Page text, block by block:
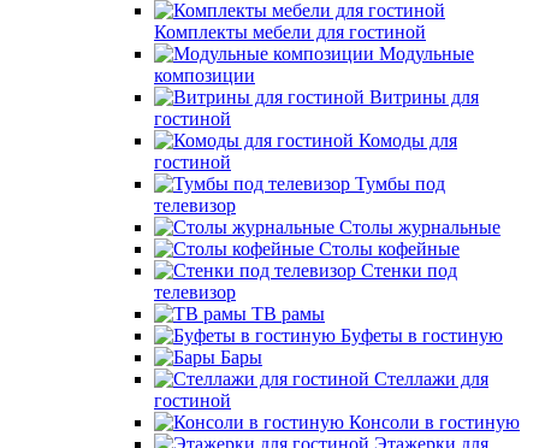
Комплекты мебели для гостиной
Модульные
композиции
Витрины для
гостиной
Комоды для
гостиной
Тумбы под
телевизор
Столы журнальные
Столы кофейные
Стенки под
телевизор
ТВ рамы
Буфеты в гостиную
Бары
Стеллажи для
гостиной
Консоли в гостиную
Этажерки для